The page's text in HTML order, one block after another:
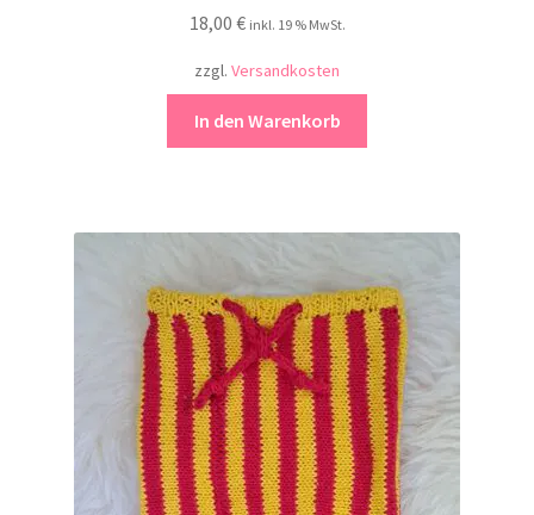
18,00 € inkl. 19 % MwSt.
zzgl. Versandkosten
In den Warenkorb